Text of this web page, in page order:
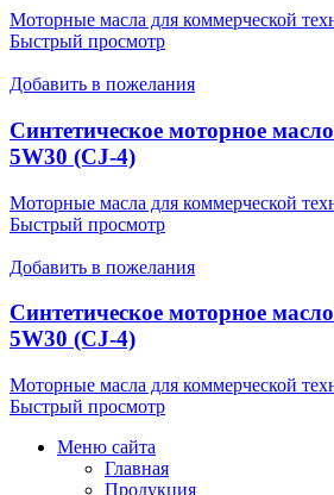
Моторные масла для коммерческой
Быстрый просмотр
Добавить в пожелания
Синтетическое моторное
5W30 (CJ-4)
Моторные масла для коммерческой
Быстрый просмотр
Добавить в пожелания
Синтетическое моторное
5W30 (CJ-4)
Моторные масла для коммерческой
Быстрый просмотр
Меню сайта
Главная
Продукция